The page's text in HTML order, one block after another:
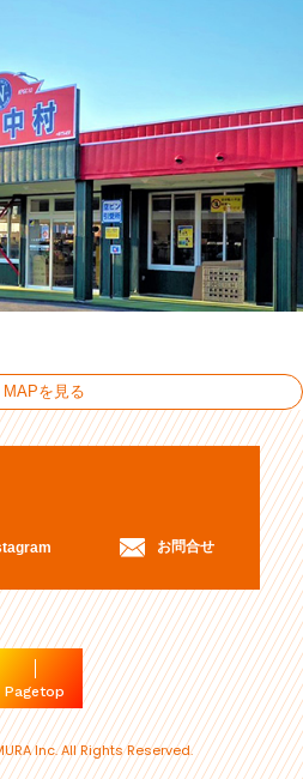
MAPを見る
お問合せ
Pagetop
Inc. All Rights Reserved.